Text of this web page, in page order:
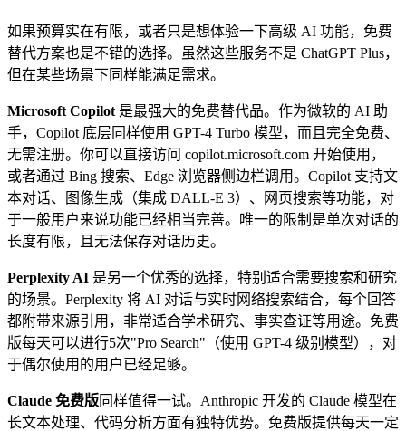
如果预算实在有限，或者只是想体验一下高级 AI 功能，免费
替代方案也是不错的选择。虽然这些服务不是 ChatGPT Plus，
但在某些场景下同样能满足需求。
Microsoft Copilot 是最强大的免费替代品。作为微软的 AI 助
手，Copilot 底层同样使用 GPT-4 Turbo 模型，而且完全免费、
无需注册。你可以直接访问 copilot.microsoft.com 开始使用，
或者通过 Bing 搜索、Edge 浏览器侧边栏调用。Copilot 支持文
本对话、图像生成（集成 DALL-E 3）、网页搜索等功能，对
于一般用户来说功能已经相当完善。唯一的限制是单次对话的
长度有限，且无法保存对话历史。
Perplexity AI 是另一个优秀的选择，特别适合需要搜索和研究
的场景。Perplexity 将 AI 对话与实时网络搜索结合，每个回答
都附带来源引用，非常适合学术研究、事实查证等用途。免费
版每天可以进行5次"Pro Search"（使用 GPT-4 级别模型），对
于偶尔使用的用户已经足够。
Claude 免费版同样值得一试。Anthropic 开发的 Claude 模型在
长文本处理、代码分析方面有独特优势。免费版提供每天一定